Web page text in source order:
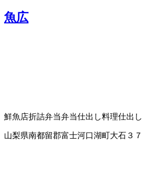
魚広
鮮魚店折詰弁当弁当仕出し料理仕出し
山梨県南都留郡富士河口湖町大石３７